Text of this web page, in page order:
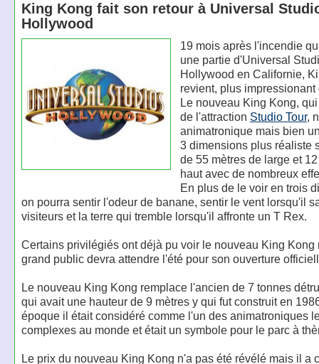
King Kong fait son retour à Universal
Hollywood
19 mois après l'incendie
une partie d'Universal
Hollywood en Californie,
revient, plus impressionant
Le nouveau King Kong,
de l'attraction Studio Tour,
animatronique mais bien
3 dimensions plus réaliste
de 55 mètres de large et
haut avec de nombreux
En plus de le voir en trois
on pourra sentir l'odeur de banane, sentir le vent lorsqu'il
visiteurs et la terre qui tremble lorsqu'il affronte un T Rex.
Certains privilégiés ont déjà pu voir le nouveau King Kong
grand public devra attendre l'été pour son ouverture
Le nouveau King Kong remplace l'ancien de 7 tonnes
qui avait une hauteur de 9 mètres y qui fut construit en
époque il était considéré comme l'un des animatroniques
complexes au monde et était un symbole pour le parc à
Le prix du nouveau King Kong n'a pas été révélé mais il a